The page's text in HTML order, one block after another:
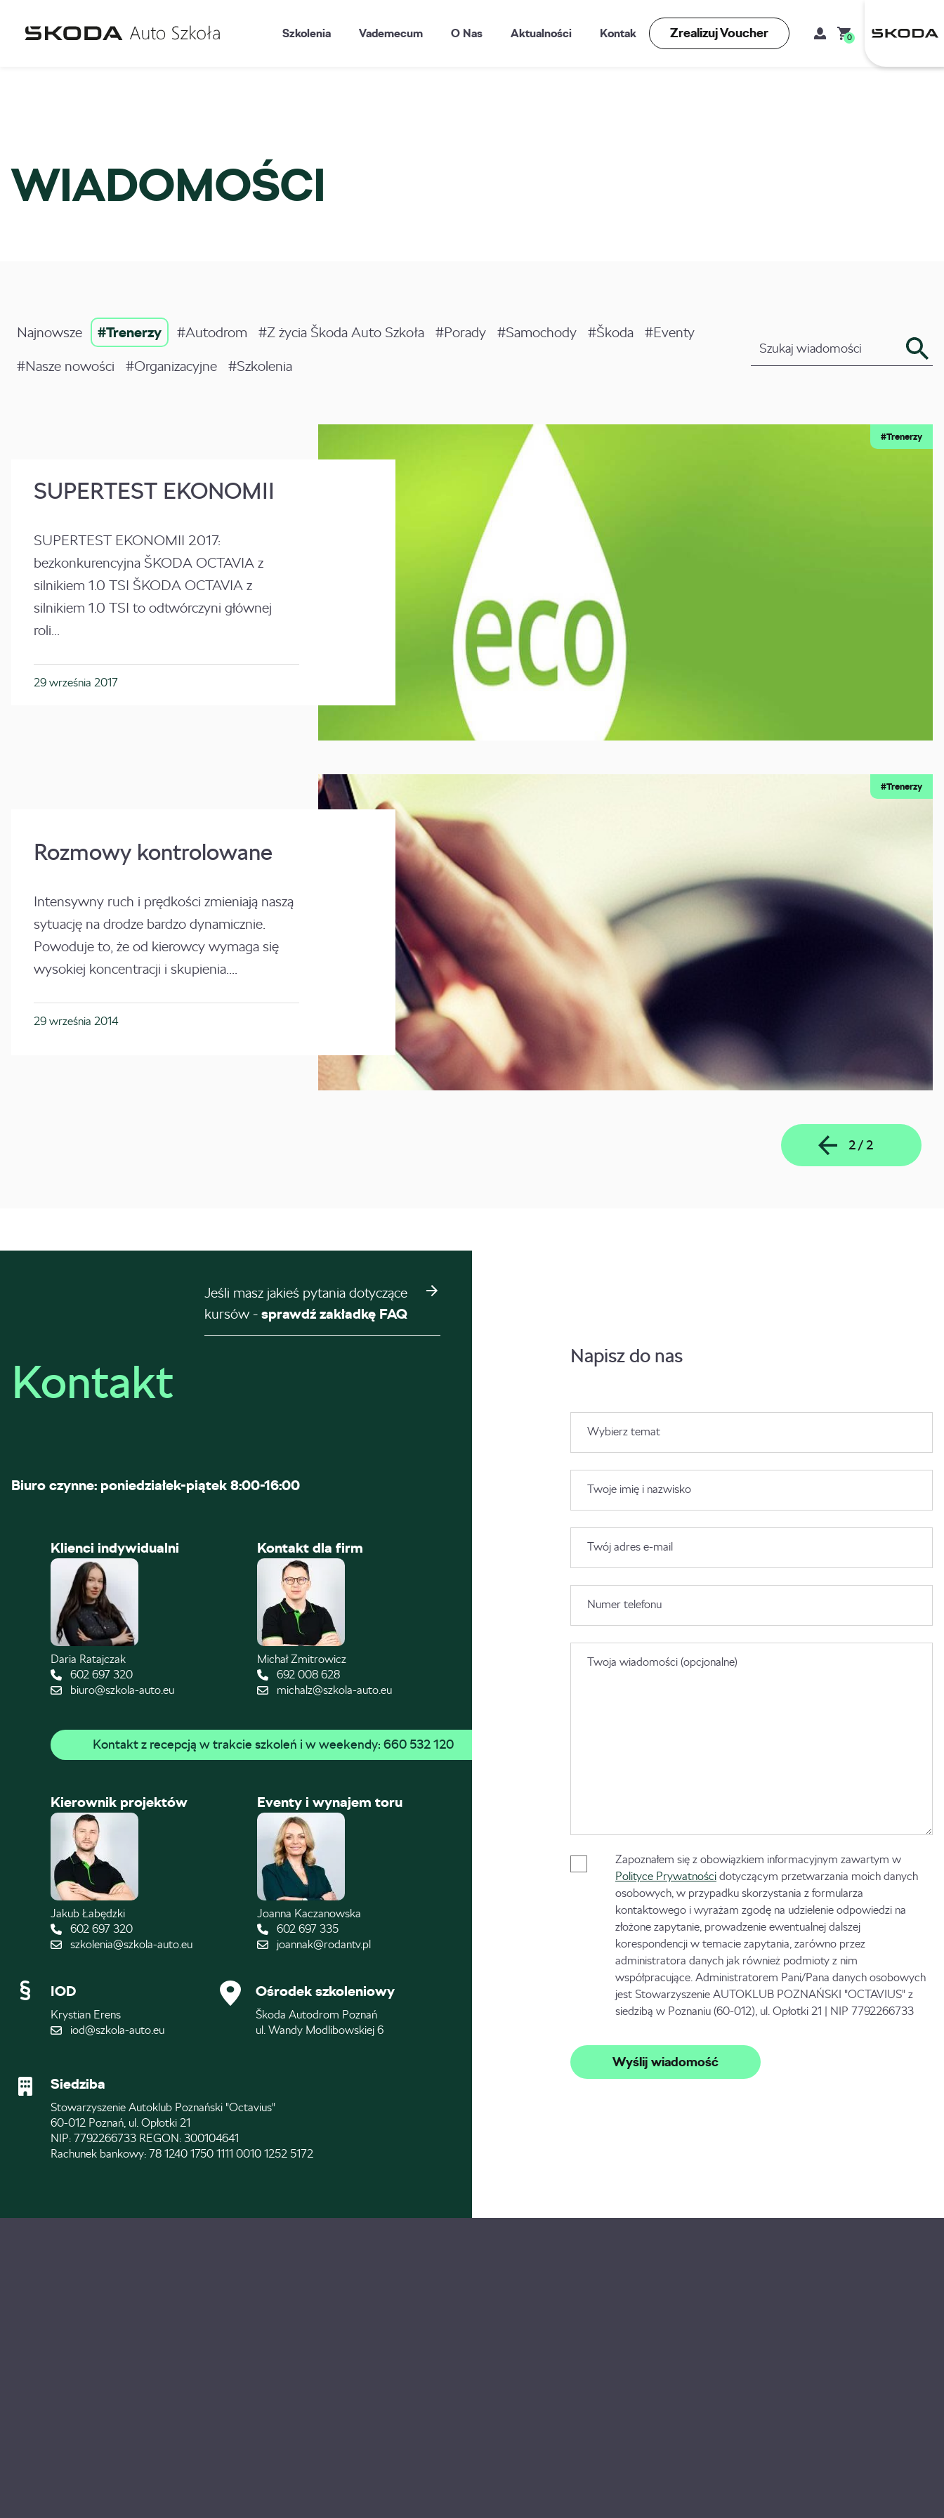
Szkolenia Vademecum O Nas Aktualności Kontakt Zrealizuj Voucher
Pozostaw zalogowanego
0
WIADOMOŚCI
Najnowsze #Trenerzy #Autodrom #Z życia Škoda Auto Szkoła #Porady #Samochody #Škoda
#Eventy
#Nasze nowości
#Organizacyjne #Szkolenia
SUPERTEST EKONOMII
SUPERTEST EKONOMII 2017:
bezkonkurencyjna ŠKODA OCTAVIA z
silnikiem 1.0 TSI ŠKODA OCTAVIA z
silnikiem 1.0 TSI to odtwórczyni głównej
roli...
29 września 2017
#Trenerzy
Rozmowy kontrolowane
Intensywny ruch i prędkości zmieniają naszą
sytuację na drodze bardzo dynamicznie.
Powoduje to, że od kierowcy wymaga się
wysokiej koncentracji i skupienia....
29 września 2014
#Trenerzy
2/2
Jeśli masz jakieś pytania dotyczące
kursów - sprawdź zakładkę FAQ
Kontakt
Biuro czynne: poniedziałek-piątek 8:00-16:00
Klienci indywidualni
Daria Ratajczak
602 697 320
biuro@szkola-auto.eu
Kontakt dla firm
Michał Zmitrowicz
692 008 628
michalz@szkola-auto.eu
Kontakt z recepcją w trakcie szkoleń i w weekendy: 660 532 120
Kierownik projektów
Jakub Łabędzki
602 697 320
szkolenia@szkola-auto.eu
Eventy i wynajem toru
Joanna Kaczanowska
602 697 335
joannak@rodantv.pl
IOD
Krystian Erens
iod@szkola-auto.eu
Ośrodek szkoleniowy
Škoda Autodrom Poznań
ul. Wandy Modlibowskiej 6
Siedziba
Stowarzyszenie Autoklub Poznański "Octavius"
60-012 Poznań, ul. Opłotki 21
NIP: 7792266733 REGON: 300104641
Rachunek bankowy: 78 1240 1750 1111 0010 1252 5172
Napisz do nas
Wybierz temat
Twoje imię i nazwisko
Twój adres e-mail
Numer telefonu
Twoja wiadomości (opcjonalne)
Zapoznałem się z obowiązkiem informacyjnym zawartym w
Polityce Prywatnościdotyczącym przetwarzania moich danych
osobowych, w przypadku skorzystania z formularza
kontaktowego i wyrażam zgodę na udzielenie odpowiedzi na
złożone zapytanie, prowadzenie ewentualnej dalszej
korespondencji w temacie zapytania, zarówno przez
administratora danych jak również podmioty z nim
współpracujące. Administratorem Pani/Pana danych osobowych
jest Stowarzyszenie AUTOKLUB POZNAŃSKI "OCTAVIUS" z
siedzibą w Poznaniu (60-012), ul. Opłotki 21 | NIP 7792266733